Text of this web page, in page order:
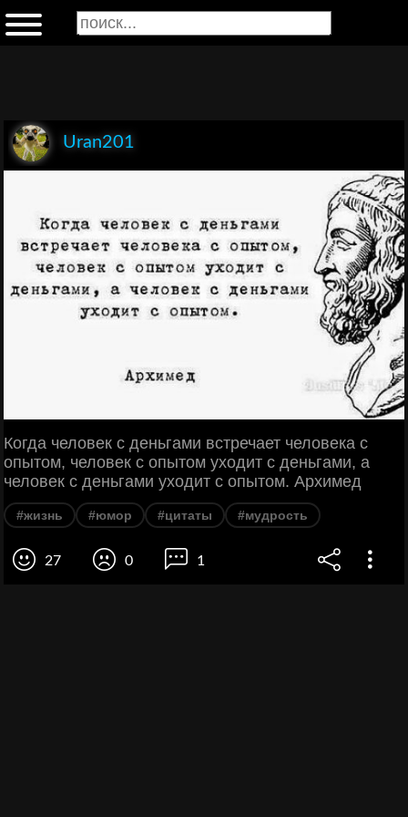
Uran201
Когда человек с деньгами встречает человека с
опытом, человек с опытом уходит с деньгами, а
человек с деньгами уходит с опытом. Архимед
#жизнь #юмор #цитаты #мудрость
27 0 1